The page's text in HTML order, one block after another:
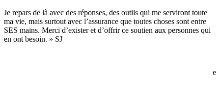
Je repars de là avec des réponses, des outils qui me serviront toute
ma vie, mais surtout avec l’assurance que toutes choses sont entre
SES mains. Merci d’exister et d’offrir ce soutien aux personnes qui
en ont besoin. » SJ
e